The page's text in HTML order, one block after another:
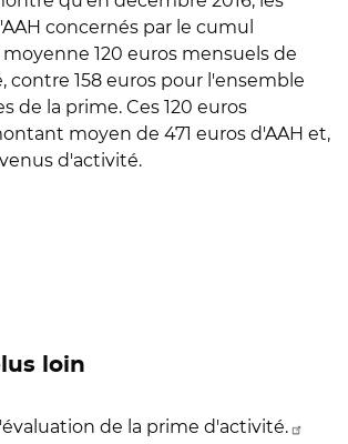
concernés par le cumul
120 euros mensuels de
contre 158 euros pour l'ensemble
de la prime. Ces 120 euros
moyen de 471 euros d'AAH et,
d'activité.
loin
de la prime d'activité.